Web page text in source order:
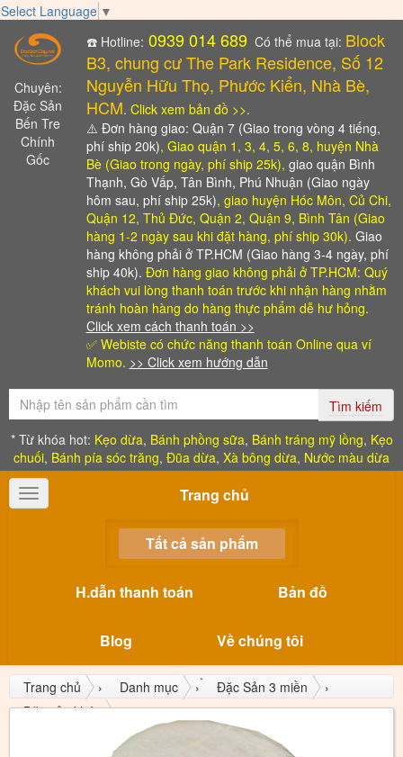
Select Language ▼
Chuyên:
Đặc Sản
Bến Tre
Chính
Gốc
☎️ Hotline: 0939 014 689 Có thể mua tại: Block
B3, chung cư The Park Residence, Số 12
Nguyễn Hữu Thọ, Phước Kiển, Nhà Bè,
HCM. Click xem bản đồ >>.
⚠️ Đơn hàng giao: Quận 7 (Giao trong vòng 4 tiếng,
phí ship 20k), Giao quận 1, 3, 4, 5, 6, 8, huyện Nhà
Bè (Giao trong ngày, phí ship 25k), giao quận Bình
Thạnh, Gò Vấp, Tân Bình, Phú Nhuận (Giao ngày
hôm sau, phí ship 25k), giao huyện Hóc Môn, Củ Chi,
Quận 12, Thủ Đức, Quận 2, Quận 9, Bình Tân (Giao
hàng 1-2 ngày sau khi đặt hàng, phí ship 30k). Giao
hàng không phải ở TP.HCM (Giao hàng 3-4 ngày, phí
ship 40k). Đơn hàng giao không phải ở TP.HCM: Quý
khách vui lòng thanh toán trước khi nhận hàng nhằm
tránh hoàn hàng do hàng thực phẩm dễ hư hỏng.
Click xem cách thanh toán >>
✅ Webiste có chức năng thanh toán Online qua ví
Momo. >> Click xem hướng dẫn
Tìm kiếm
* Từ khóa hot: Kẹo dừa, Bánh phồng sữa, Bánh tráng mỹ lồng, Kẹo
chuối, Bánh pía sóc trăng, Đũa dừa, Xà bông dừa, Nước màu dừa
Toggle
navigation
Trang chủ
Tất cả sản phẩm
H.dẫn thanh toán Bản đồ
Blog Về chúng tôi
Trang chủ › Danh mục › Đặc Sản 3 miền
›
Đặc sản khác